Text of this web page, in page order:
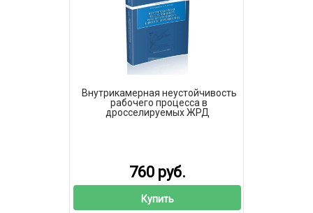
Внутрикамерная неустойчивость
рабочего процесса в
дросселируемых ЖРД
760 руб.
Купить